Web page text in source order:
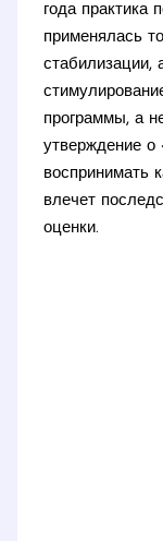
года практика
применялась
стабилизации,
программы, а
утверждение о
воспринимать
влечет
оценки.